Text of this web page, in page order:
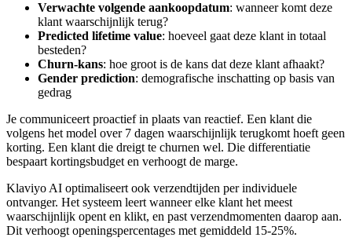
Verwachte volgende aankoopdatum: wanneer komt deze
klant waarschijnlijk terug?
Predicted lifetime value: hoeveel gaat deze klant in totaal
besteden?
Churn-kans: hoe groot is de kans dat deze klant afhaakt?
Gender prediction: demografische inschatting op basis van
gedrag
Je communiceert proactief in plaats van reactief. Een klant die
volgens het model over 7 dagen waarschijnlijk terugkomt hoeft geen
korting. Een klant die dreigt te churnen wel. Die differentiatie
bespaart kortingsbudget en verhoogt de marge.
Klaviyo AI optimaliseert ook verzendtijden per individuele
ontvanger. Het systeem leert wanneer elke klant het meest
waarschijnlijk opent en klikt, en past verzendmomenten daarop aan.
Dit verhoogt openingspercentages met gemiddeld 15-25%.